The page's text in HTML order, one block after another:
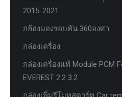
2015-2021
กล้องมองรอบคัน 360องศา
กล่องเครื่อง
กล่องเครื่องแท้ Module PCM
EVEREST 2.2 3.2